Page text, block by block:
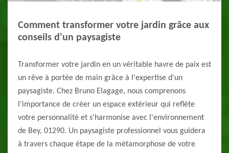
Comment transformer votre jardin grâce aux
conseils d'un paysagiste
Transformer votre jardin en un véritable havre de paix est
un rêve à portée de main grâce à l'expertise d'un
paysagiste. Chez Bruno Elagage, nous comprenons
l'importance de créer un espace extérieur qui reflète
votre personnalité et s'harmonise avec l'environnement
de Bey, 01290. Un paysagiste professionnel vous guidera
à travers chaque étape de la métamorphose de votre